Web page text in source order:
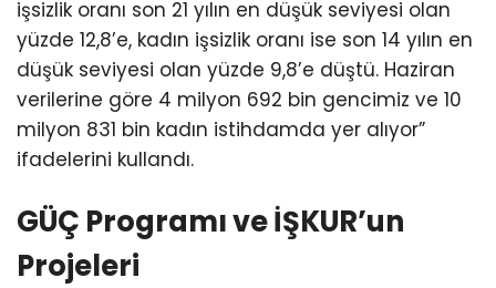
işsizlik oranı son 21 yılın en düşük seviyesi olan
yüzde 12,8’e, kadın işsizlik oranı ise son 14 yılın en
düşük seviyesi olan yüzde 9,8’e düştü. Haziran
verilerine göre 4 milyon 692 bin gencimiz ve 10
milyon 831 bin kadın istihdamda yer alıyor”
ifadelerini kullandı.
GÜÇ Programı ve İŞKUR’un
Projeleri